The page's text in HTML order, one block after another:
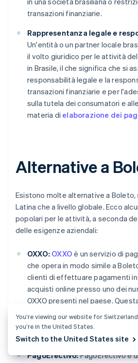
transazioni finanziarie.
Rappresentanza legale e
Un'entità o un partner locale
il volto giuridico per le attività
in Brasile, il che significa che si
responsabilità legale e la
transazioni finanziarie e per
sulla tutela dei consumatori e
materia di elaborazione dei
Alternative a
Esistono molte alternative a Boleto,
Latina che a livello globale. Ecco
popolari per le attività, a seconda
delle esigenze aziendali:
OXXO: OXXO è un servizio di
che opera in modo simile a
clienti di effettuare pagamenti
acquisti online presso uno dei
OXXO presenti nel paese.
popolare tra le persone che non
servizi bancari o che
carte di credito o di debito online.
PagoEfectivo:PagoEfectivo è
You’re viewing our website for
you’re in the United States.
Switch to the United States site